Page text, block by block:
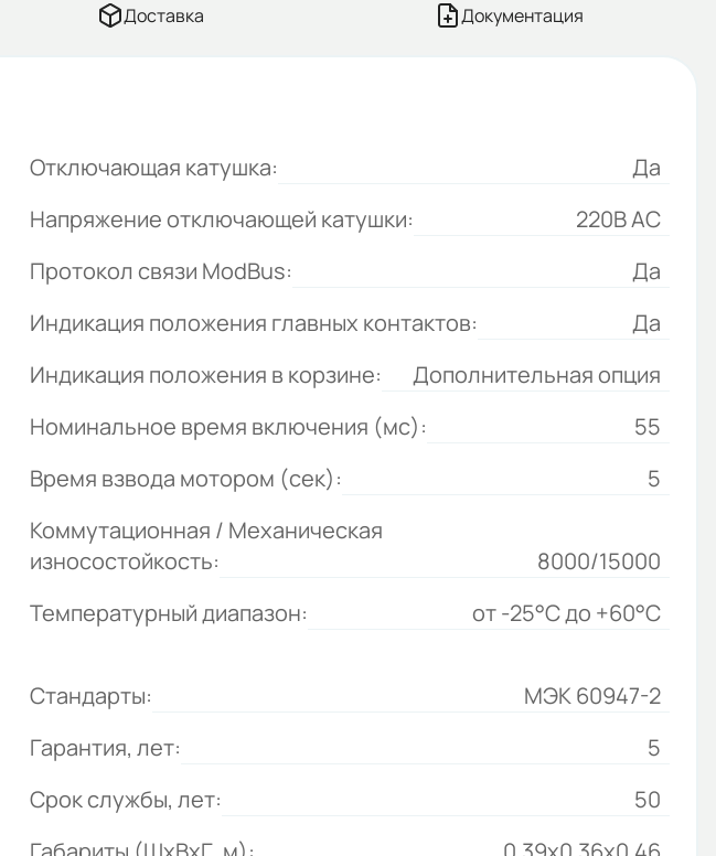
Доставка Документация
Отключающая катушка:
Да
Напряжение отключающей катушки:
220B AC
Протокол связи ModBus:
Да
Индикация положения главных контактов:
Да
Индикация положения в корзине:
Дополнительная опция
Номинальное время включения (мс):
55
Время взвода мотором (сек): 5
Коммутационная / Механическая
износостойкость:
8000/15000
Температурный диапазон:
от -25°C до +60°C
Стандарты:
МЭК 60947-2
Гарантия, лет:
5
Срок службы, лет:
50